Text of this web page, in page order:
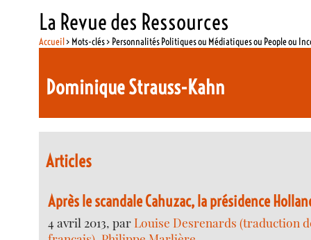
La Revue des Ressources
Accueil> Mots-clés > Personnalités Politiques ou Médiatiques ou People ou
Dominique Strauss-Kahn
Articles
Après le scandale Cahuzac, la présidence
4 avril 2013, parLouise Desrenards (traduction